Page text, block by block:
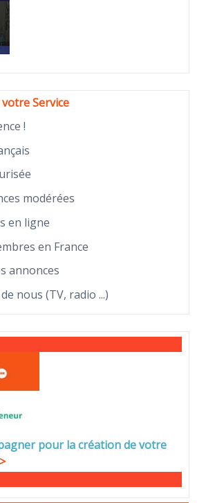
Service
!
modérées
en ligne
en France
annonces
nous (TV, radio ...)
pour la création de votre